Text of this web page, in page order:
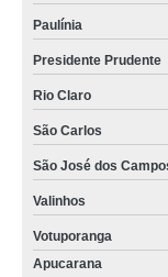
Paulínia
Presidente Prudente
Rio Claro
São Carlos
São José dos
Valinhos
Votuporanga
Apucarana